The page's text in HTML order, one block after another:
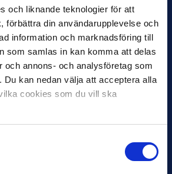
och liknande teknologier för att
förbättra din användarupplevelse och
information och marknadsföring till
som samlas in kan komma att delas
och annons- och analysföretag som
Du kan nedan välja att acceptera alla
cookies som du vill ska
– Expressen,Daniel Nannskog
Lundh– TV4,Martin Petersson
Johan Elmander– Radiosporten,
Patrick Ekwall – FotbollDirekt,
Anders Bengtsson– Offside,
Hallands Nyheter,Oskar Pålsson
Mathias Lühr– Barometern,
Henrik Hultqvist– Värnamo
Markus